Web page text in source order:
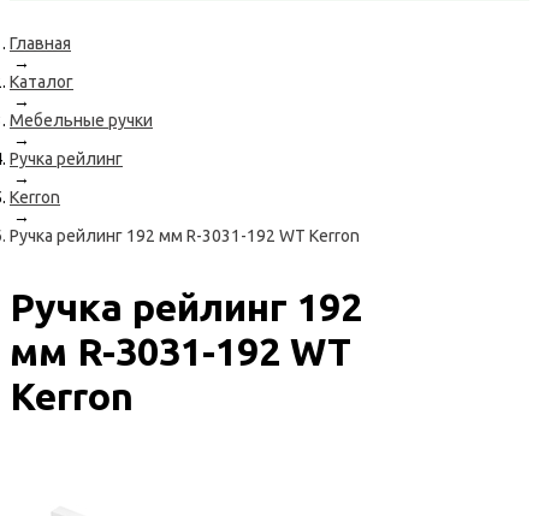
Главная
→
Каталог
→
Мебельные ручки
→
Ручка рейлинг
→
Kerron
→
Ручка рейлинг 192 мм R-3031-192 WT Kerron
Ручка рейлинг 192
мм R-3031-192 WT
Kerron